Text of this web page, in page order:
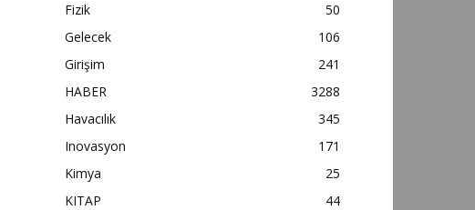
Fizik
50
Gelecek
106
Girişim
241
HABER
3288
Havacılık
345
Inovasyon
171
Kimya
25
KITAP
44